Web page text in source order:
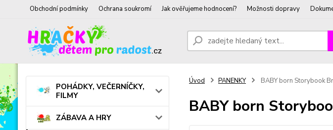
Obchodní podmínky Ochrana soukromí Jak ověřujeme hodnocení? Možnosti dopravy
POHÁDKY, VEČERNÍČKY,
FILMY
ZÁBAVA A HRY
Úvod PANENKY BABY born Storybook
BABY born